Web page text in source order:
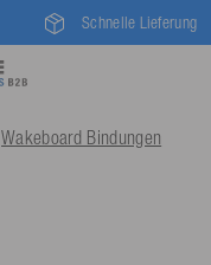
Schnelle Lieferung
Wakeboard Bindungen